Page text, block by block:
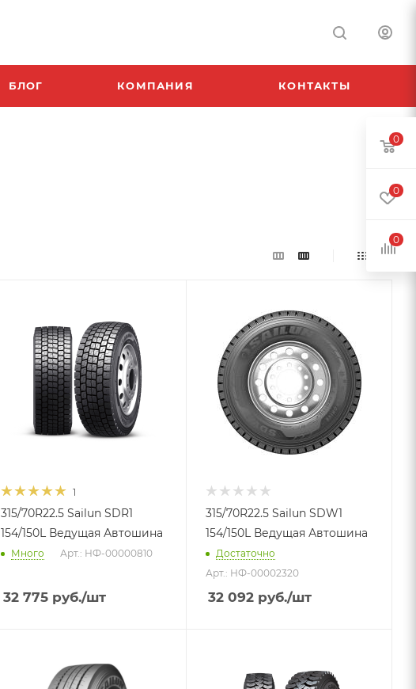
БЛОГ КОМПАНИЯ КОНТАКТЫ
1
315/70R22.5 Sailun SDR1
154/150L Ведущая Автошина
Много Арт.: НФ-00000810
32 775руб./шт
315/70R22.5 Sailun SDW1
154/150L Ведущая Автошина
Достаточно
Арт.: НФ-00002320
32 092 руб./шт
0
0
0